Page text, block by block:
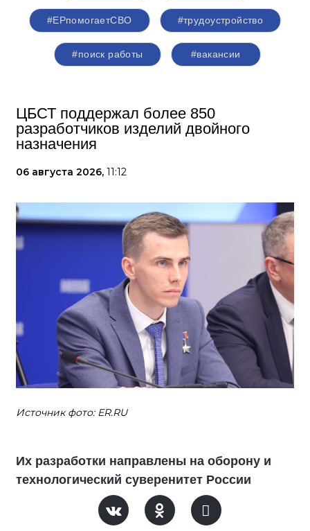
#ЕРпомогаетСВО #трудоустройство
#поиск работы #вакансии
ЦБСТ поддержал более 850
разработчиков изделий двойного
назначения
06 августа 2026, 11:12
Источник фото: ER.RU
Их разработки направлены на оборону и
технологический суверенитет России